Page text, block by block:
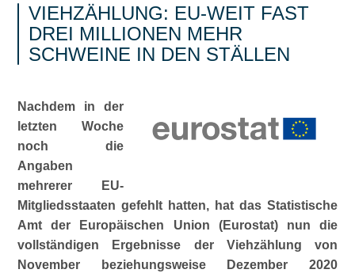
VIEHZÄHLUNG: EU-WEIT FAST
DREI MILLIONEN MEHR
SCHWEINE IN DEN STÄLLEN
Nachdem in der
letzten Woche
noch die
Angaben
mehrerer EU-
Mitgliedsstaaten gefehlt hatten, hat das Statistische
Amt der Europäischen Union (Eurostat) nun die
vollständigen Ergebnisse der Viehzählung von
November beziehungsweise Dezember 2020